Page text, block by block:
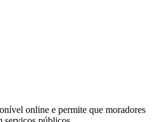
online e permite que moradores